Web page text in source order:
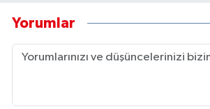
Yorumlar